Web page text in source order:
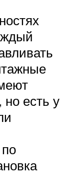
но есть у